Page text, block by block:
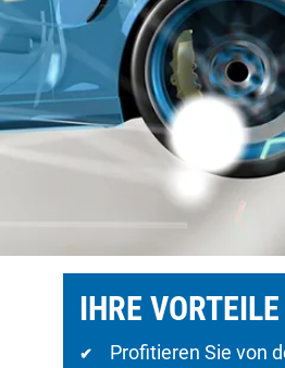
IHRE VORTEILE
✔ Profitieren Sie von